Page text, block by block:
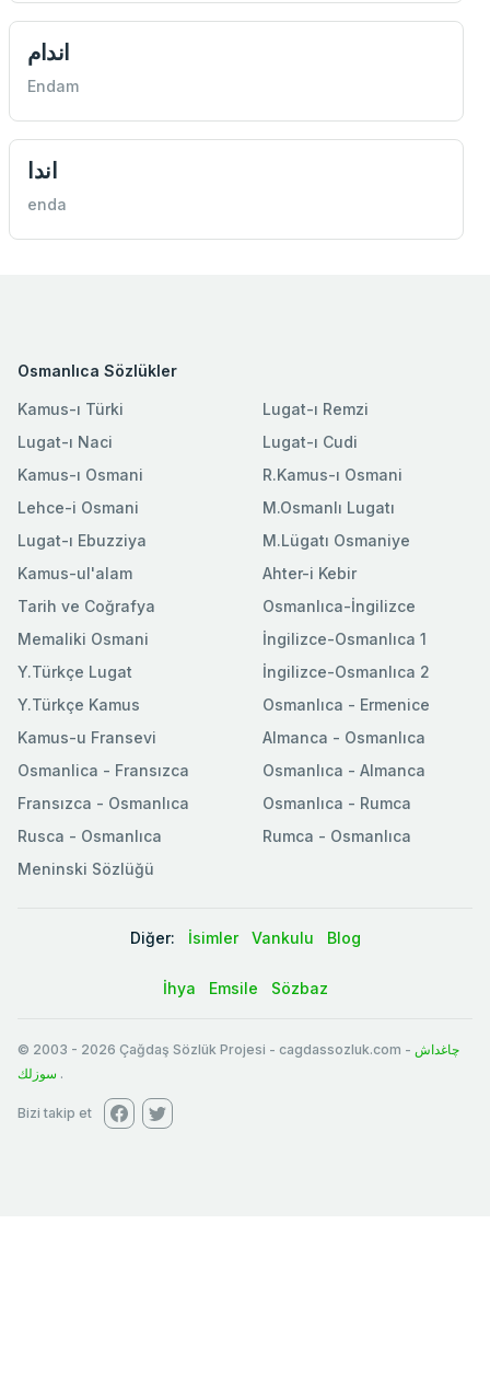
اندام
Endam
اندا
enda
Osmanlıca Sözlükler
Kamus-ı Türki
Lugat-ı Naci
Kamus-ı Osmani
Lehce-i Osmani
Lugat-ı Ebuzziya
Lugat-ı Remzi
Lugat-ı Cudi
R.Kamus-ı Osmani
M.Osmanlı Lugatı
M.Lügatı Osmaniye
Kamus-ul'alam
Tarih ve Coğrafya
Memaliki Osmani
Y.Türkçe Lugat
Y.Türkçe Kamus
Ahter-i Kebir
Osmanlıca-İngilizce
İngilizce-Osmanlıca 1
İngilizce-Osmanlıca 2
Osmanlıca - Ermenice
Kamus-u Fransevi
Osmanlica - Fransızca
Fransızca - Osmanlıca
Rusca - Osmanlıca
Meninski Sözlüğü
Almanca - Osmanlıca
Osmanlıca - Almanca
Osmanlıca - Rumca
Rumca - Osmanlıca
Diğer: İsimler Vankulu Blog
İhya Emsile Sözbaz
© 2003 - 2026 Çağdaş Sözlük Projesi - cagdassozluk.com - چاغداش
سوزلك .
Bizi takip et